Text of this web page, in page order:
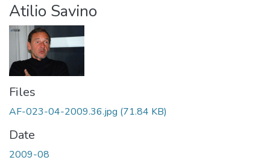
Atilio Savino
Files
AF-023-04-2009.36.jpg (71.84 KB)
Date
2009-08